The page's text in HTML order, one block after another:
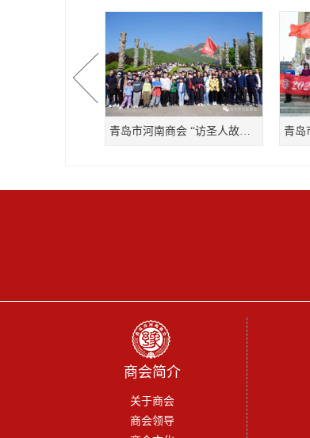
商会简介
关于商会
商会领导